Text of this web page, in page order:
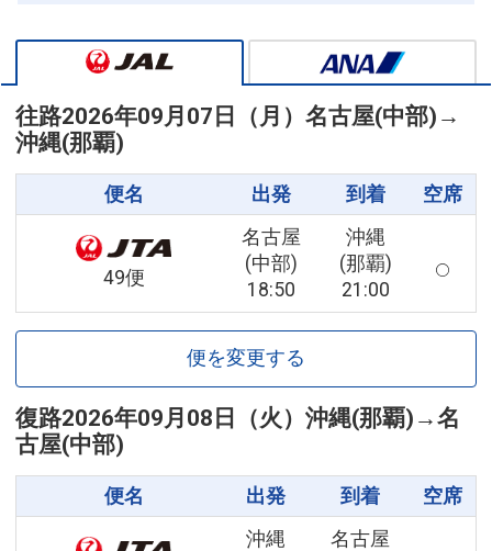
往路2026年09月07日（月） 名古屋(中部) →
沖縄(那覇)
便名 出発 到着 空席
49便
名古屋
(中部)
18:50
沖縄
(那覇)
21:00
便を変更する
復路2026年09月08日（火） 沖縄(那覇) →名
古屋(中部)
便名 出発 到着 空席
沖縄
名古屋